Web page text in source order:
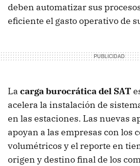
deben automatizar sus
eficiente el gasto operativo de
La carga burocrática del SAT
acelera la instalación de
en las estaciones. Las nuevas
apoyan a las empresas con los
volumétricos y el reporte en
origen y destino final de los